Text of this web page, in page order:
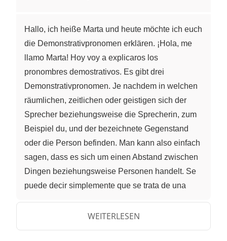
Hallo, ich heiße Marta und heute möchte ich euch
die Demonstrativpronomen erklären. ¡Hola, me
llamo Marta! Hoy voy a explicaros los
pronombres demostrativos. Es gibt drei
Demonstrativpronomen. Je nachdem in welchen
räumlichen, zeitlichen oder geistigen sich der
Sprecher beziehungsweise die Sprecherin, zum
Beispiel du, und der bezeichnete Gegenstand
oder die Person befinden. Man kann also einfach
sagen, dass es sich um einen Abstand zwischen
Dingen beziehungsweise Personen handelt. Se
puede decir simplemente que se trata de una
sie nicht schwer zu unterscheiden sind, aber wir
werden ja sehen. ¡Yo pienso que no son difíciles
WEITERLESEN